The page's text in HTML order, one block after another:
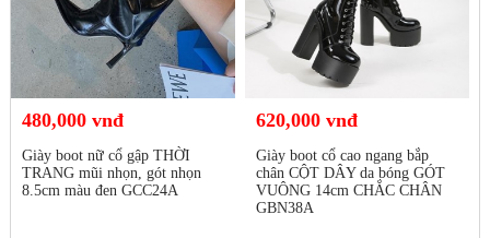
480,000 vnđ
Giày boot nữ cổ gập THỜI
TRANG mũi nhọn, gót nhọn
8.5cm màu đen GCC24A
620,000 vnđ
Giày boot cổ cao ngang bắp
chân CỘT DÂY da bóng GÓT
VUÔNG 14cm CHẮC CHÂN
GBN38A